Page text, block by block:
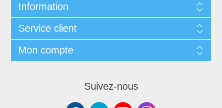
Information
Service client
Mon compte
Suivez-nous